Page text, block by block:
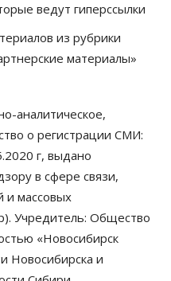
из Таиланда
«из тени»
требует 226 млн со
ведут гиперссылки
из рубрики
материалы»
аналитическое,
о регистрации СМИ:
г, выдано
в сфере связи,
и массовых
Учредитель: Общество
«Новосибирск
Новосибирска и